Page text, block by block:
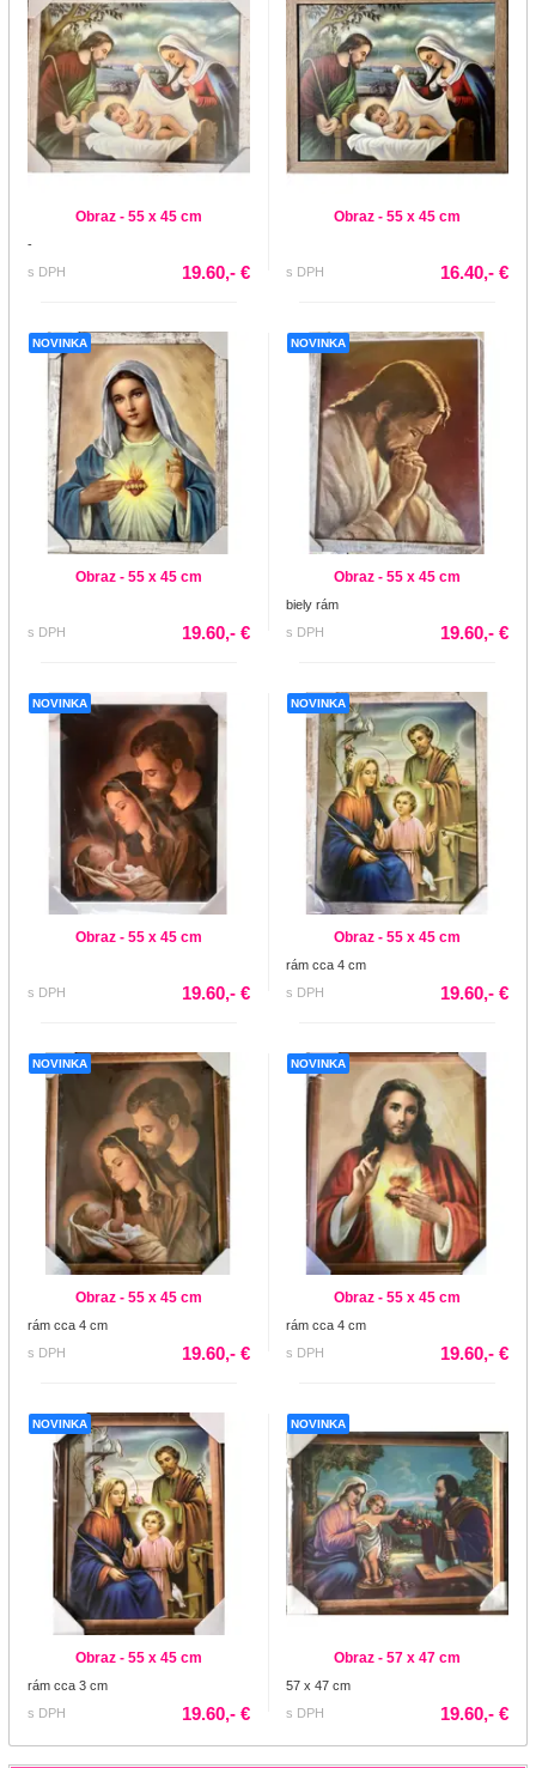
Obraz - 55 x 45 cm
-
s DPH
19.60,- €
Obraz - 55 x 45 cm
s DPH 16.40,- €
NOVINKA
Obraz - 55 x 45 cm
s DPH 19.60,- €
NOVINKA
Obraz - 55 x 45 cm
biely rám
s DPH
19.60,- €
NOVINKA
Obraz - 55 x 45 cm
s DPH 19.60,- €
NOVINKA
Obraz - 55 x 45 cm
rám cca 4 cm
s DPH
19.60,- €
NOVINKA
Obraz - 55 x 45 cm
rám cca 4 cm
s DPH
19.60,- €
NOVINKA
Obraz - 55 x 45 cm
rám cca 4 cm
s DPH
19.60,- €
NOVINKA
Obraz - 55 x 45 cm
rám cca 3 cm
s DPH
19.60,- €
NOVINKA
Obraz - 57 x 47 cm
57 x 47 cm
s DPH
19.60,- €